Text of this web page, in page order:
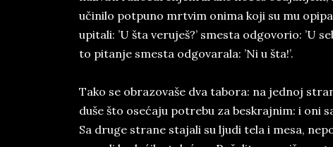
učinilo potpuno mrtvim onima koji su mu
upitali: ’U šta veruješ?’ smesta odgovorio: ’U
to pitanje smesta odgovarala: ’Ni u šta!’.
Tako se obrazovaše dva tabora: na jednoj
duše što osećaju potrebu za beskrajnim: i oni
Sa druge strane stajali su ljudi tela i mesa,